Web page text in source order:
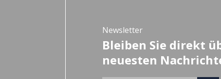
Newsletter
Bleiben Sie direkt
neuesten